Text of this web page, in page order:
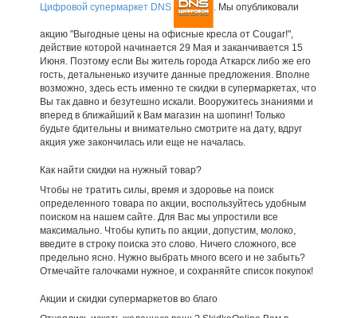
Цифровой супермаркет DNS . Мы опубликовали
акцию "Выгодные цены на офисные кресла от Cougar!",
действие которой начинается 29 Мая и заканчивается 15
Июня. Поэтому если Вы житель города Аткарск либо же его
гость, детальненько изучите данные предложения. Вполне
возможно, здесь есть именно те скидки в супермаркетах, что
Вы так давно и безутешно искали. Вооружитесь знаниями и
вперед в ближайший к Вам магазин на шопинг! Только
будьте бдительны и внимательно смотрите на дату, вдруг
акция уже закончилась или еще не началась.
Как найти скидки на нужный товар?
Чтобы не тратить силы, время и здоровье на поиск
определенного товара по акции, воспользуйтесь удобным
поиском на нашем сайте. Для Вас мы упростили все
максимально. Чтобы купить по акции, допустим, молоко,
введите в строку поиска это слово. Ничего сложного, все
предельно ясно. Нужно выбрать много всего и не забыть?
Отмечайте галочками нужное, и сохраняйте список покупок!
Акции и скидки супермаркетов во благо